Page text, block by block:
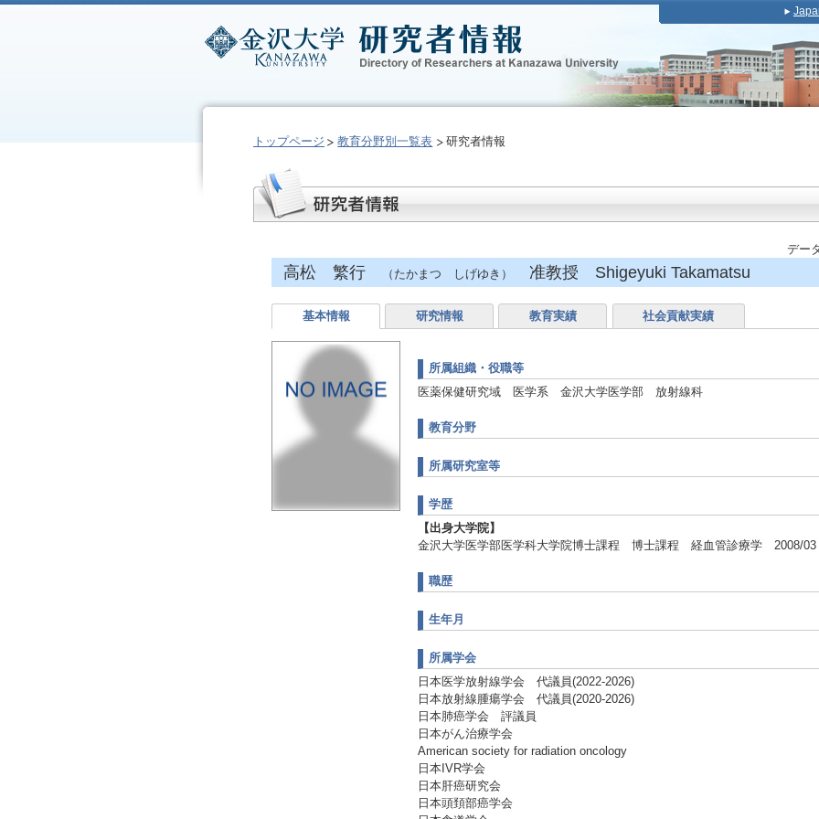
トップページ 教育分野別一覧表 研究者情報
デー
高松 繁行 （たかまつ しげゆき） 准教授 Shigeyuki Takamatsu
基本情報 研究情報 教育実績 社会貢献実績
所属組織・役職等
医薬保健研究域 医学系 金沢大学医学部 放射線科
教育分野
所属研究室等
学歴
【出身大学院】
金沢大学医学部医学科大学院博士課程 博士課程 経血管診療学 2008/
職歴
生年月
所属学会
日本医学放射線学会 代議員(2022-2026)
日本放射線腫瘍学会 代議員(2020-2026)
日本肺癌学会 評議員
日本がん治療学会
American society for radiation oncology
日本IVR学会
日本肝癌研究会
日本頭頚部癌学会